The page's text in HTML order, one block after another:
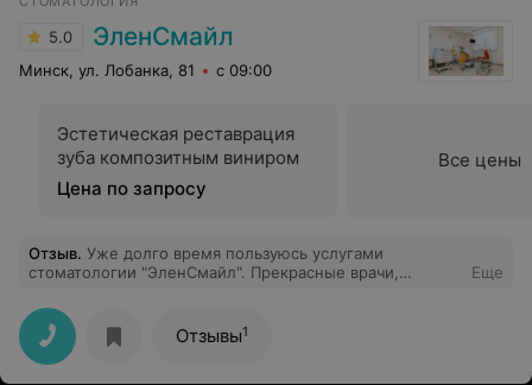
администраторы. Спасибо Вам!!!
5.0 ЭленСмайл
Минск, ул. Лобанка, 81 с 09:00
Эстетическая реставрация
зуба композитным виниром
Цена по запросу
Все цены
Отзыв. Уже долго время пользуюсь услугами
стоматологии "ЭленСмайл". Прекрасные врачи,
Владимировне, чуткий врач и профессионал своего
дела!
Еще
Отзывы1